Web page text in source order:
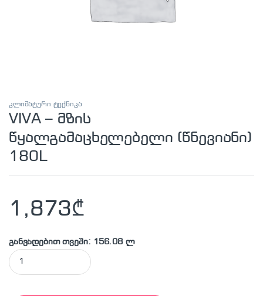
კლიმატური ტექნიკა
VIVA – მზის
წყალგამაცხელებელი (წნევიანი)
180L
1,873₾
განვადებით თვეში: 156.08 ლ
VIVA – მზის წყალგამაცხელებელი (წნევიანი) 180L quantity